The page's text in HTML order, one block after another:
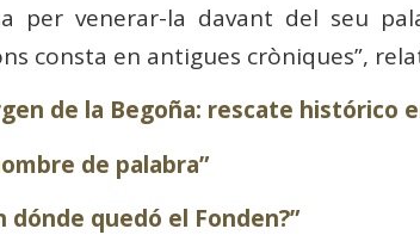
per venerar-la davant del seu
consta en antigues cròniques”,
de la Begoña: rescate histórico
de palabra”
dónde quedó el Fonden?”